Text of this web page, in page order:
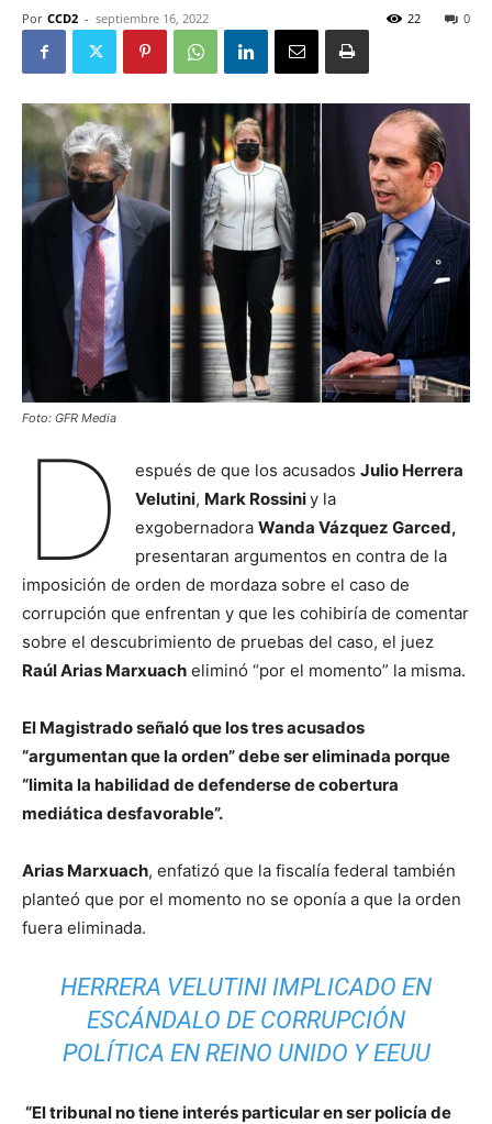
Por CCD2 - septiembre 16, 2022 0
22
Foto: GFR Media
D espués de que los acusados Julio Herrera
Velutini, Mark Rossiniy la
exgobernadora Wanda Vázquez Garced,
presentaran argumentos en contra de la
imposición de orden de mordaza sobre el caso de
corrupción que enfrentan y que les cohibiría de comentar
sobre el descubrimiento de pruebas del caso, el juez
Raúl Arias Marxuach eliminó “por el momento” la misma.
El Magistrado señaló que los tres acusados
“argumentan que la orden” debe ser eliminada porque
“limita la habilidad de defenderse de cobertura
mediática desfavorable”.
Arias Marxuach, enfatizó que la fiscalía federal también
planteó que por el momento no se oponía a que la orden
fuera eliminada.
HERRERA VELUTINI IMPLICADO EN
ESCÁNDALO DE CORRUPCIÓN
POLÍTICA EN REINO UNIDO Y EEUU
“El tribunal no tiene interés particular en ser policía de